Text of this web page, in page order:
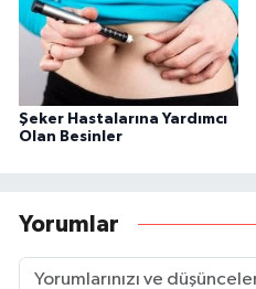
Şeker Hastalarına Yardımcı
Olan Besinler
Yorumlar